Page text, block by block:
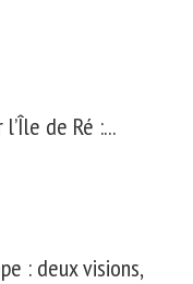
de Ré :...
: deux visions,